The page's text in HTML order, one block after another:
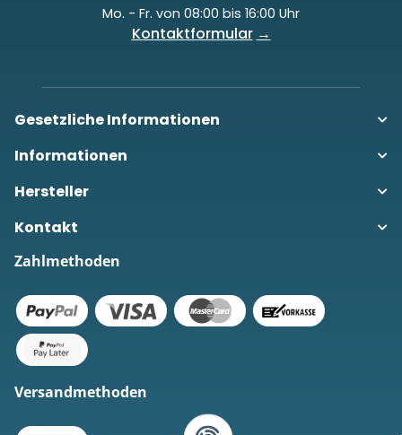
Mo. - Fr. von 08:00 bis 16:00 Uhr
Kontaktformular
Gesetzliche Informationen
Informationen
Hersteller
Kontakt
Zahlmethoden
Versandmethoden